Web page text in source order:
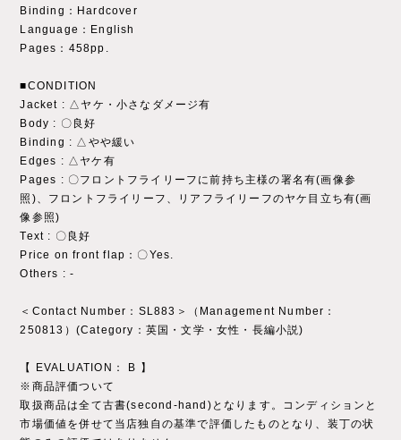
Binding：Hardcover
Language：English
Pages：458pp.
■CONDITION
Jacket : △ヤケ・小さなダメージ有
Body : 〇良好
Binding : △やや緩い
Edges : △ヤケ有
Pages : 〇フロントフライリーフに前持ち主様の署名有(画像参
照)、フロントフライリーフ、リアフライリーフのヤケ目立ち有(画
像参照)
Text : 〇良好
Price on front flap：〇Yes.
Others : ‐
＜Contact Number：SL883＞（Management Number：
250813）(Category：英国・文学・女性・長編小説)
【 EVALUATION： B 】
※商品評価ついて
取扱商品は全て古書(second-hand)となります。コンディションと
市場価値を併せて当店独自の基準で評価したものとなり、装丁の状